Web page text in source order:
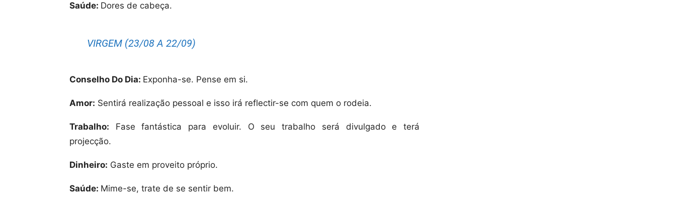
Saúde: Dores de cabeça.
VIRGEM (23/08 A 22/09)
Conselho Do Dia: Exponha-se. Pense em si.
Amor: Sentirá realização pessoal e isso irá reflectir-se com quem o rodeia.
Trabalho: Fase fantástica para evoluir. O seu trabalho será divulgado e terá
projecção.
Dinheiro: Gaste em proveito próprio.
Saúde: Mime-se, trate de se sentir bem.